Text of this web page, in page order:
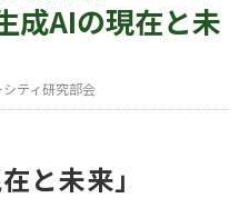
成AIの現在と未
ティ研究部会
と未来」